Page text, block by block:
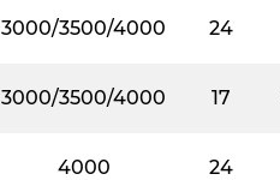
3000/3500/4000 24
3000/3500/4000 17
4000 24